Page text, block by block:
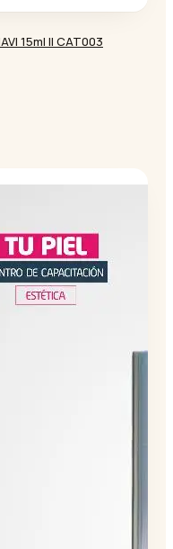
15ml || CAT003